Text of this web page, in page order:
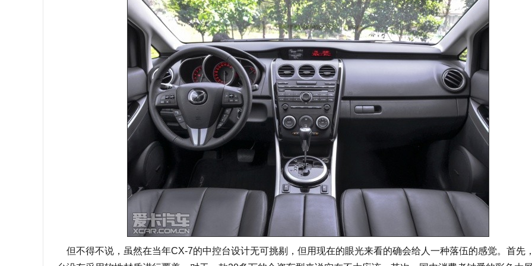
但不得不说，虽然在当年CX-7的中控台设计无可挑剔，但用现在的眼光来看的确会给人一种落伍的感觉。首先